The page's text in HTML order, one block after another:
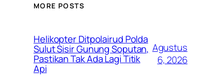
MORE POSTS
Helikopter Ditpolairud Polda
Sulut Sisir Gunung Soputan,
Pastikan Tak Ada Lagi Titik
Api
Agustus
6, 2026